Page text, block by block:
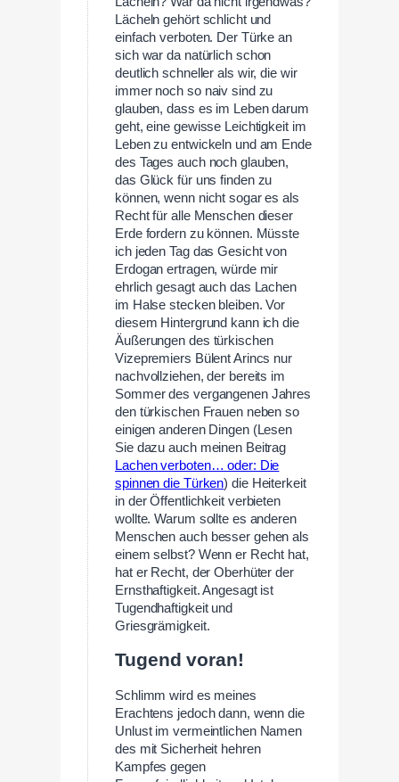
Lächeln gehört schlicht und
einfach verboten. Der Türke an
sich war da natürlich schon
deutlich schneller als wir, die wir
immer noch so naiv sind zu
glauben, dass es im Leben darum
geht, eine gewisse Leichtigkeit im
Leben zu entwickeln und am Ende
des Tages auch noch glauben,
das Glück für uns finden zu
können, wenn nicht sogar es als
Recht für alle Menschen dieser
Erde fordern zu können. Müsste
ich jeden Tag das Gesicht von
Erdogan ertragen, würde mir
ehrlich gesagt auch das Lachen
im Halse stecken bleiben. Vor
diesem Hintergrund kann ich die
Äußerungen des türkischen
Vizepremiers Bülent Arincs nur
nachvollziehen, der bereits im
Sommer des vergangenen Jahres
den türkischen Frauen neben so
einigen anderen Dingen (Lesen
Sie dazu auch meinen Beitrag
Lachen verboten… oder: Die
spinnen die Türken) die Heiterkeit
in der Öffentlichkeit verbieten
wollte. Warum sollte es anderen
Menschen auch besser gehen als
einem selbst? Wenn er Recht hat,
hat er Recht, der Oberhüter der
Ernsthaftigkeit. Angesagt ist
Tugendhaftigkeit und
Griesgrämigkeit.
Tugend voran!
Schlimm wird es meines
Erachtens jedoch dann, wenn die
Unlust im vermeintlichen Namen
des mit Sicherheit hehren
Kampfes gegen